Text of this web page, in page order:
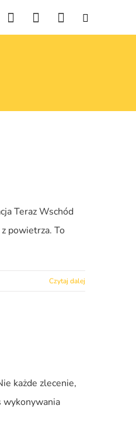
Teraz Wschód
powietrza. To
Czytaj dalej
każde zlecenie,
wykonywania